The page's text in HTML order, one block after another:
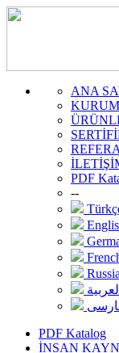
ANA
PDF
--
العربية
PDF Katalog
İNSAN